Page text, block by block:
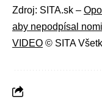
Zdroj: SITA.sk –
aby nepodpísal
VIDEO © SITA